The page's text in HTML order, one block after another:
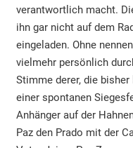
verantwortlich macht.
ihn gar nicht auf dem
eingeladen. Ohne
vielmehr persönlich
Stimme derer, die
einer spontanen
Anhänger auf der
Paz den Prado mit der